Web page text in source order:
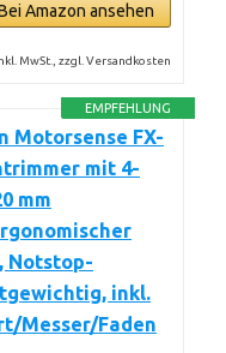
Amazon ansehen
MwSt., zzgl. Versandkosten
EMPFEHLUNG
Motorsense FX-
mit 4-
mm
Notstop-
inkl.
Messer/Faden